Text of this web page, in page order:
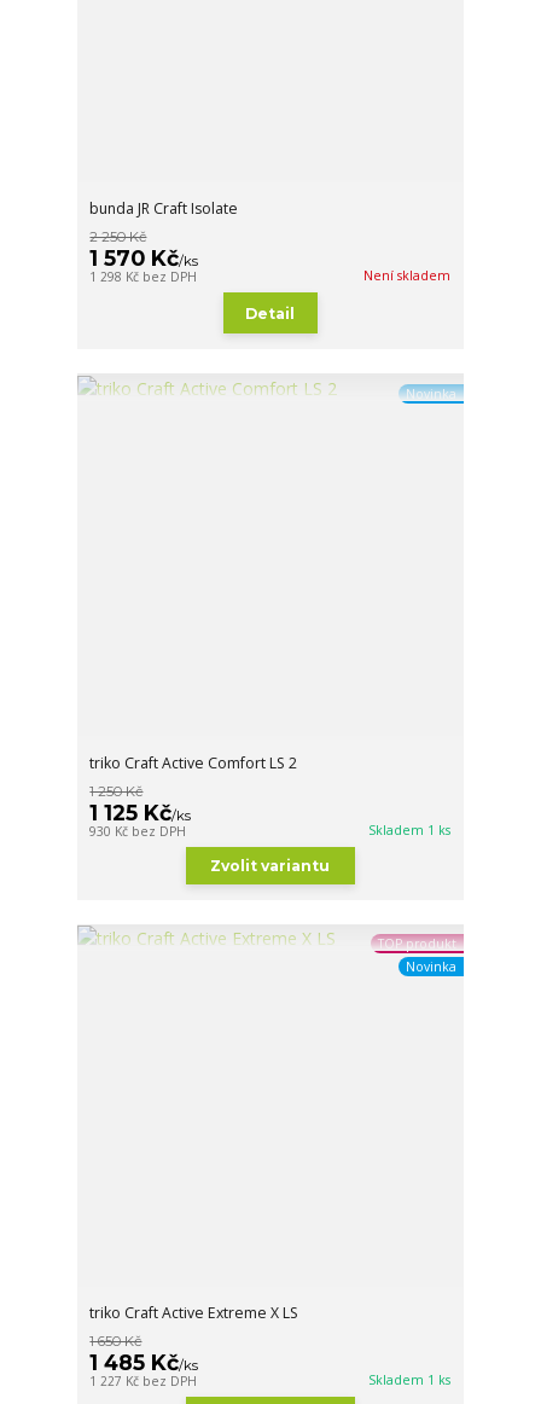
bunda JR Craft Isolate
2 250 Kč
1 570 Kč/ks
1 298 Kč bez DPH Není skladem
Detail
Novinka
triko Craft Active Comfort LS 2
1 250 Kč
1 125 Kč/ks
930 Kč bez DPH Skladem 1 ks
Zvolit variantu
TOP produkt
Novinka
triko Craft Active Extreme X LS
1 650 Kč
1 485 Kč/ks
1 227 Kč bez DPH Skladem 1 ks